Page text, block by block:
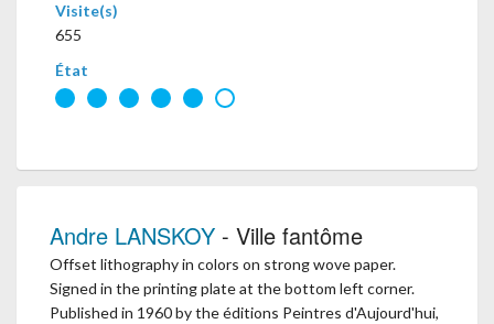
Visite(s)
655
État
Andre LANSKOY - Ville fantôme
Offset lithography in colors on strong wove paper.
Signed in the printing plate at the bottom left corner.
Published in 1960 by the éditions Peintres d'Aujourd'hui,